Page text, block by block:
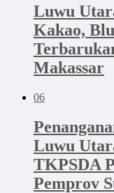
Luwu
Kakao,
Makassar
06
Luwu
TKPSDA
Pemprov